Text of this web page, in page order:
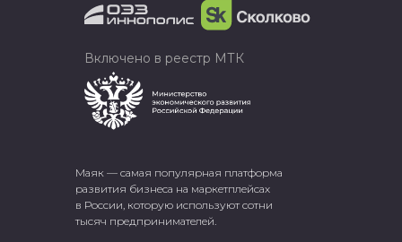
Маяк — самая популярная платформа
развития бизнеса на маркетплейсах
в России, которую используют сотни
тысяч предпринимателей.
Включено в реестр МТК